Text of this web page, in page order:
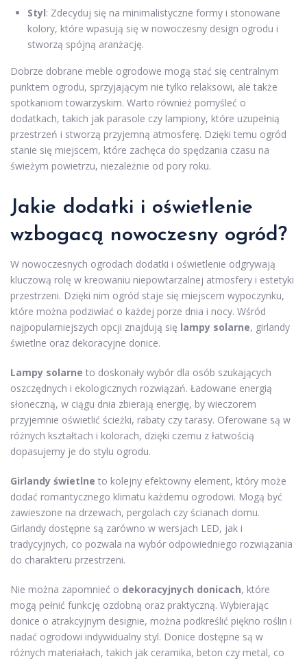
Styl: Zdecyduj się na minimalistyczne formy i stonowane
kolory, które wpasują się w nowoczesny design ogrodu i
stworzą spójną aranżację.
Dobrze dobrane meble ogrodowe mogą stać się centralnym
punktem ogrodu, sprzyjającym nie tylko relaksowi, ale także
spotkaniom towarzyskim. Warto również pomyśleć o
dodatkach, takich jak parasole czy lampiony, które uzupełnią
przestrzeń i stworzą przyjemną atmosferę. Dzięki temu ogród
stanie się miejscem, które zachęca do spędzania czasu na
świeżym powietrzu, niezależnie od pory roku.
Jakie dodatki i oświetlenie
wzbogacą nowoczesny ogród?
W nowoczesnych ogrodach dodatki i oświetlenie odgrywają
kluczową rolę w kreowaniu niepowtarzalnej atmosfery i estetyki
przestrzeni. Dzięki nim ogród staje się miejscem wypoczynku,
które można podziwiać o każdej porze dnia i nocy. Wśród
najpopularniejszych opcji znajdują się lampy solarne, girlandy
świetlne oraz dekoracyjne donice.
Lampy solarne to doskonały wybór dla osób szukających
oszczędnych i ekologicznych rozwiązań. Ładowane energią
słoneczną, w ciągu dnia zbierają energię, by wieczorem
przyjemnie oświetlić ścieżki, rabaty czy tarasy. Oferowane są w
różnych kształtach i kolorach, dzięki czemu z łatwością
dopasujemy je do stylu ogrodu.
Girlandy świetlne to kolejny efektowny element, który może
dodać romantycznego klimatu każdemu ogrodowi. Mogą być
zawieszone na drzewach, pergolach czy ścianach domu.
Girlandy dostępne są zarówno w wersjach LED, jak i
tradycyjnych, co pozwala na wybór odpowiedniego rozwiązania
do charakteru przestrzeni.
Nie można zapomnieć o dekoracyjnych donicach, które
mogą pełnić funkcję ozdobną oraz praktyczną. Wybierając
donice o atrakcyjnym designie, można podkreślić piękno roślin i
nadać ogrodowi indywidualny styl. Donice dostępne są w
różnych materiałach, takich jak ceramika, beton czy metal, co